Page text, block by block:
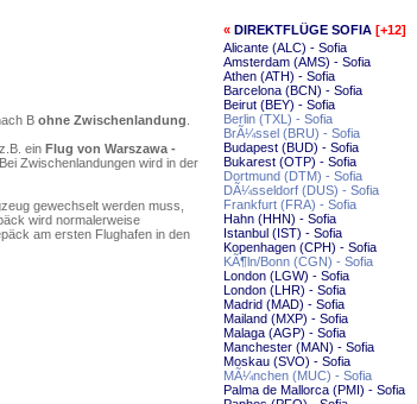
B ohne Zwischenlandung
ein Flug von Warszawa -
Zwischenlandungen wird in der
gewechselt werden muss,
wird normalerweise
am ersten Flughafen in den
« DIREKTFLÜGE SOFIA [+12]
Alicante (ALC) - Sofia
Amsterdam (AMS) - Sofia
Athen (ATH) - Sofia
Barcelona (BCN) - Sofia
Beirut (BEY) - Sofia
Berlin (TXL) - Sofia
BrÃ¼ssel (BRU) - Sofia
Budapest (BUD) - Sofia
Bukarest (OTP) - Sofia
Dortmund (DTM) - Sofia
DÃ¼sseldorf (DUS) - Sofia
Frankfurt (FRA) - Sofia
Hahn (HHN) - Sofia
Istanbul (IST) - Sofia
Kopenhagen (CPH) - Sofia
KÃ¶ln/Bonn (CGN) - Sofia
London (LGW) - Sofia
London (LHR) - Sofia
Madrid (MAD) - Sofia
Mailand (MXP) - Sofia
Malaga (AGP) - Sofia
Manchester (MAN) - Sofia
Moskau (SVO) - Sofia
MÃ¼nchen (MUC) - Sofia
Palma de Mallorca (PMI) - Sofia